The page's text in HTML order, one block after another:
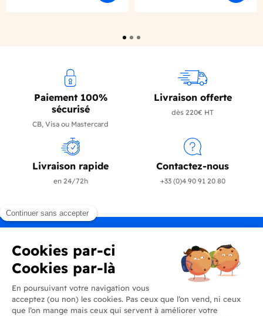
Paiement 100%
sécurisé
CB, Visa ou Mastercard
Livraison offerte
dès 220€ HT
Livraison rapide
en 24/72h
Contactez-nous
+33 (0)4 90 91 20 80